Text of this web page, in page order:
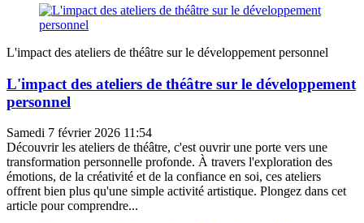
L'impact des ateliers de théâtre sur le développement personnel
L'impact des ateliers de théâtre sur le développement
personnel
Samedi 7 février 2026 11:54
Découvrir les ateliers de théâtre, c'est ouvrir une porte vers une
transformation personnelle profonde. À travers l'exploration des
émotions, de la créativité et de la confiance en soi, ces ateliers
offrent bien plus qu'une simple activité artistique. Plongez dans cet
article pour comprendre...